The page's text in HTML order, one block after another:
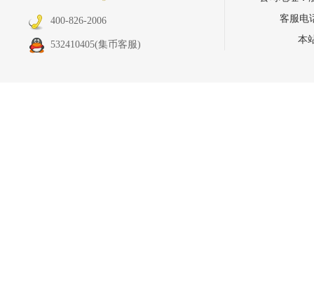
400-826-2006
532410405(集币客服)
客服电
本